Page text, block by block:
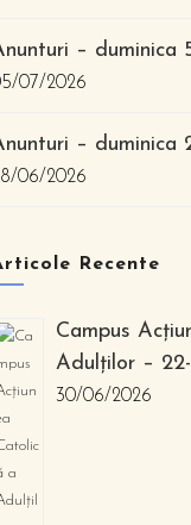
– duminica
07/2026
– duminica
06/2026
Recente
Campus
Adulților –
30/06/2026